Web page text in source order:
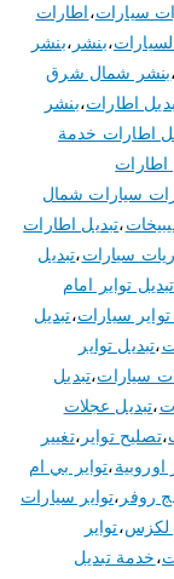
سيارات،اطارات
،بنشر ،بنشر
،بنشر شمال شرق
اطارات،بنشر
اطارات خدمة
اطارات
سيارات شمال
،تبديل اطارات
سيارات،تبديل
تبديل تواير امام
تواير سيارات،تبديل
،تبديل تواير
سيارات،تبديل
،تبديل عجلات
،تصليح تواير ،تغيير
اوروبية،تواير بي ام
روفر ،تواير سيارات
لكزس،تواير
،خدمة تبديل